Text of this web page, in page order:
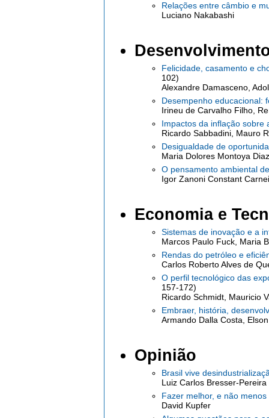
Relações entre câmbio e
Luciano Nakabashi
Felicidade, casamento e
102)
Alexandre Damasceno,
Desempenho educacional:
Irineu de Carvalho Filho,
Impactos da inflação
Ricardo Sabbadini, Mauro
Desigualdade de
Maria Dolores Montoya Diaz
O pensamento ambiental
Igor Zanoni Constant
Economia e
Sistemas de inovação e a
Marcos Paulo Fuck, Maria
Rendas do petróleo e
Carlos Roberto Alves de
O perfil tecnológico das
157-172)
Ricardo Schmidt, Mauricio
Embraer, história,
Armando Dalla Costa,
Opinião
Brasil vive
Luiz Carlos Bresser-Pereira
Fazer melhor, e não menos
David Kupfer